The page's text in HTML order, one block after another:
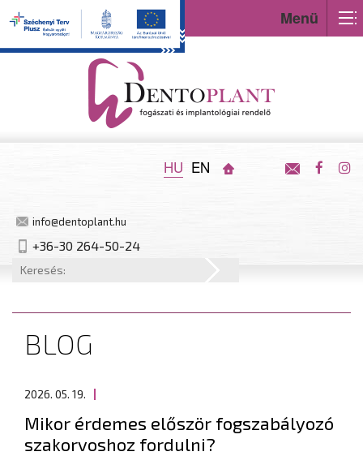
Menü
HU EN
info@dentoplant.hu
+36-30 264-50-24
BLOG
2026. 05. 19.
Mikor érdemes először fogszabályozó
szakorvoshoz fordulni?